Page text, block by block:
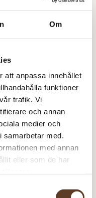
Om
att anpassa innehållet
funktioner
trafik. Vi
och annan
medier och
samarbetar med.
med annan
eller som de har